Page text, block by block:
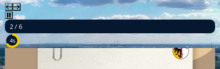
2 / 6
3s
Ponad milion złotych dla bezpieczeństwa mieszkańców Gminy Czernica!